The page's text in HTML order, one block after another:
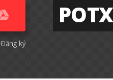
Đăng ký
POTX